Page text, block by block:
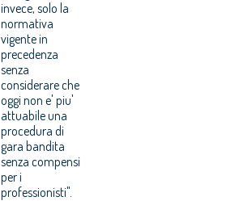
invece, solo la
normativa
vigente in
precedenza
senza
considerare che
oggi non e' piu'
attuabile una
procedura di
gara bandita
senza compensi
per i
professionisti".